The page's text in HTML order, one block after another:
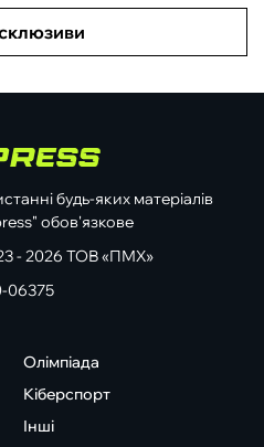
будь-яких матеріалів
обов'язкове
- 2026 ТОВ «ПМХ»
06375
Олімпіада
Кіберспорт
Інші